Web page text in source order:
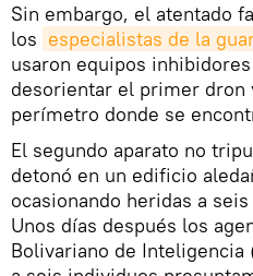
Sin embargo, el atentado
los especialistas de la
usaron equipos
desorientar el primer dron
perímetro donde se
El segundo aparato no
detonó en un edificio
ocasionando heridas a
Unos días después los
Bolivariano de